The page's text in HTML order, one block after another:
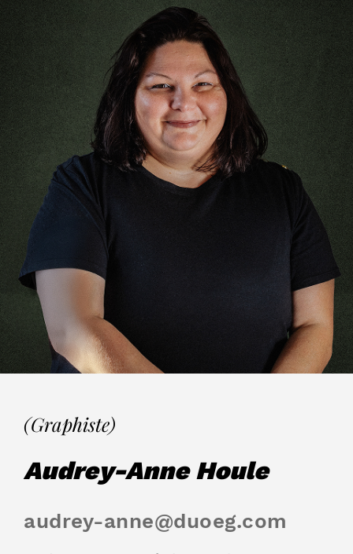
(Graphiste)
Audrey-Anne Houle
audrey-anne@duoeg.com